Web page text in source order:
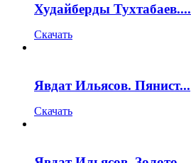
Худайберды Тухтабаев....
Скачать
Явдат Ильясов. Пянист...
Скачать